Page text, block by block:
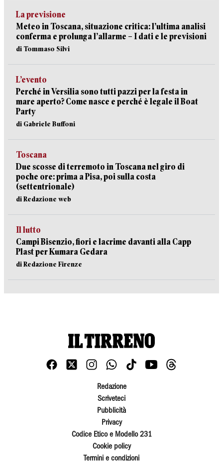
La previsione
Meteo in Toscana, situazione critica: l’ultima analisi
conferma e prolunga l’allarme – I dati e le previsioni
di Tommaso Silvi
L’evento
Perché in Versilia sono tutti pazzi per la festa in
mare aperto? Come nasce e perché è legale il Boat
Party
di Gabriele Buffoni
Toscana
Due scosse di terremoto in Toscana nel giro di
poche ore: prima a Pisa, poi sulla costa
(settentrionale)
di Redazione web
Il lutto
Campi Bisenzio, fiori e lacrime davanti alla Capp
Plast per Kumara Gedara
di Redazione Firenze
Redazione
Scriveteci
Pubblicità
Privacy
Codice Etico e Modello 231
Cookie policy
Termini e condizioni